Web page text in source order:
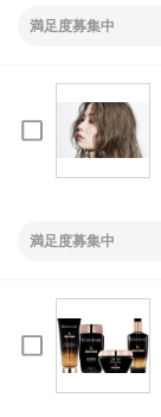
満足度募集中
満足度募集中